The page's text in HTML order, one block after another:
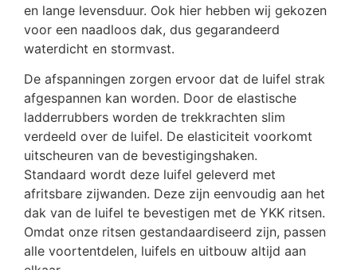
en lange levensduur. Ook hier hebben wij gekozen
voor een naadloos dak, dus gegarandeerd
waterdicht en stormvast.
De afspanningen zorgen ervoor dat de luifel strak
afgespannen kan worden. Door de elastische
ladderrubbers worden de trekkrachten slim
verdeeld over de luifel. De elasticiteit voorkomt
uitscheuren van de bevestigingshaken.
Standaard wordt deze luifel geleverd met
afritsbare zijwanden. Deze zijn eenvoudig aan het
dak van de luifel te bevestigen met de YKK ritsen.
Omdat onze ritsen gestandaardiseerd zijn, passen
alle voortentdelen, luifels en uitbouw altijd aan